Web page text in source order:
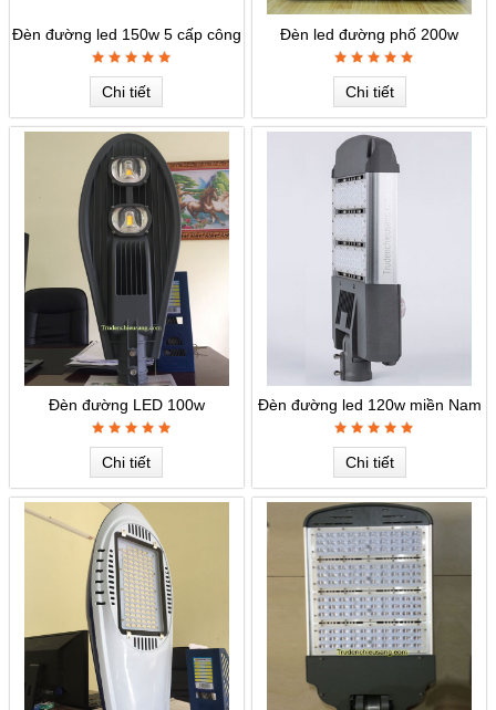
Đèn đường led 150w 5 cấp công
suất
Chi tiết
Đèn led đường phố 200w
Chi tiết
Đèn đường LED 100w
Chi tiết
Đèn đường led 120w miền Nam
Chi tiết